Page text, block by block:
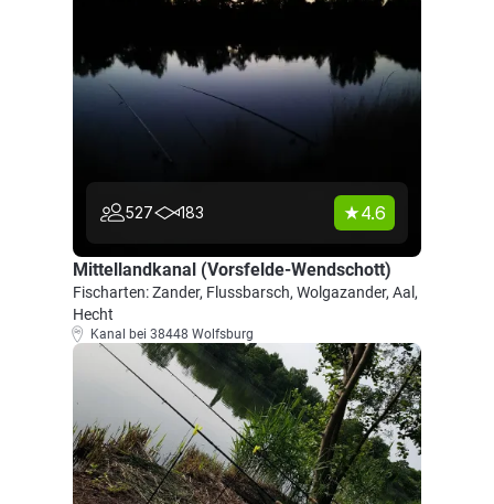
527 183 4.6
Mittellandkanal (Vorsfelde-Wendschott)
Fischarten: Zander, Flussbarsch, Wolgazander, Aal,
Hecht
Kanal bei 38448 Wolfsburg